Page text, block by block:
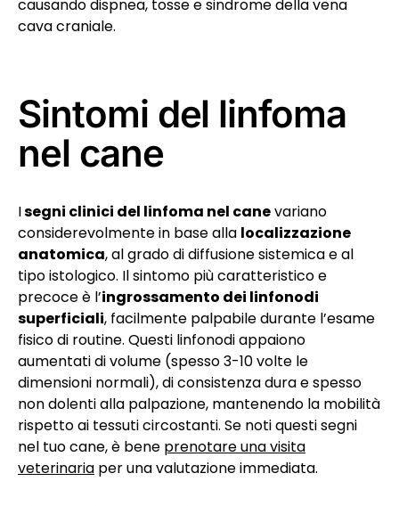
causando dispnea, tosse e sindrome della vena
cava craniale.
Sintomi del linfoma
nel cane
Isegni clinici del linfoma nel canevariano
considerevolmente in base alla localizzazione
anatomica, al grado di diffusione sistemica e al
tipo istologico. Il sintomo più caratteristico e
precoce è l’ingrossamento dei linfonodi
superficiali, facilmente palpabile durante l’esame
fisico di routine. Questi linfonodi appaiono
aumentati di volume (spesso 3-10 volte le
dimensioni normali), di consistenza dura e spesso
non dolenti alla palpazione, mantenendo la mobilità
rispetto ai tessuti circostanti. Se noti questi segni
nel tuo cane, è bene prenotare una visita
veterinaria per una valutazione immediata.